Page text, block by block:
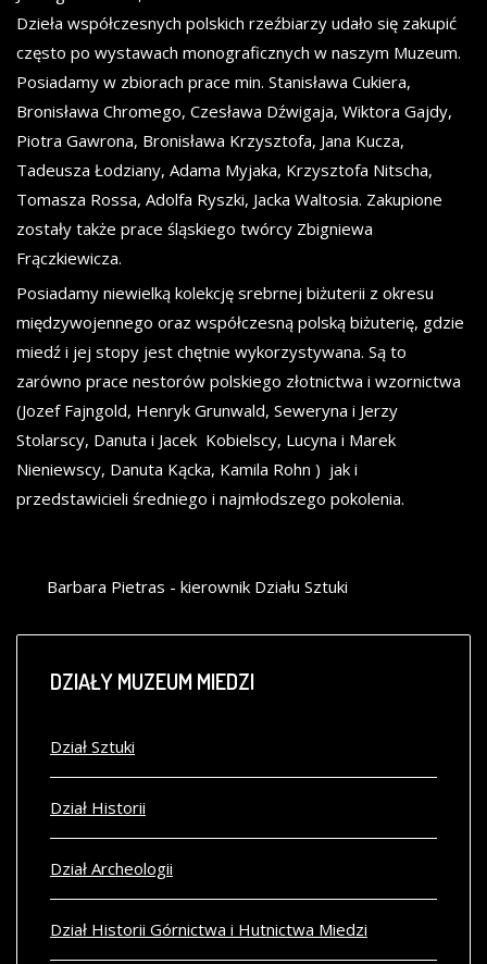
Dzieła współczesnych polskich rzeźbiarzy udało się zakupić
często po wystawach monograficznych w naszym Muzeum.
Posiadamy w zbiorach prace min. Stanisława Cukiera,
Bronisława Chromego, Czesława Dźwigaja, Wiktora Gajdy,
Piotra Gawrona, Bronisława Krzysztofa, Jana Kucza,
Tadeusza Łodziany, Adama Myjaka, Krzysztofa Nitscha,
Tomasza Rossa, Adolfa Ryszki, Jacka Waltosia. Zakupione
zostały także prace śląskiego twórcy Zbigniewa
Frączkiewicza.
Posiadamy niewielką kolekcję srebrnej biżuterii z okresu
międzywojennego oraz współczesną polską biżuterię, gdzie
miedź i jej stopy jest chętnie wykorzystywana. Są to
zarówno prace nestorów polskiego złotnictwa i wzornictwa
(Jozef Fajngold, Henryk Grunwald, Seweryna i Jerzy
Stolarscy, Danuta i Jacek Kobielscy, Lucyna i Marek
Nieniewscy, Danuta Kącka, Kamila Rohn ) jak i
przedstawicieli średniego i najmłodszego pokolenia.
Barbara Pietras - kierownik Działu Sztuki
DZIAŁYMUZEUM MIEDZI
Dział Sztuki
Dział Historii
Dział Archeologii
Dział Historii Górnictwa i Hutnictwa Miedzi